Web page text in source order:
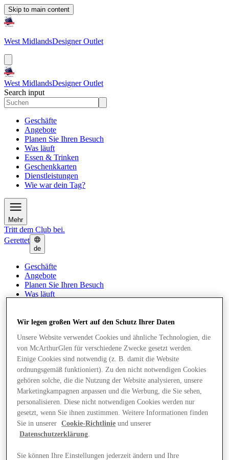
Skip to main content
West MidlandsDesigner Outlet
West MidlandsDesigner Outlet
Search input
Geschäfte
Angebote
Planen Sie Ihren Besuch
Was läuft
Essen & Trinken
Geschenkkarten
Dienstleistungen
Wie war dein Tag?
Mehr
Tritt dem Club bei.
Gerettet
de
Geschäfte
Angebote
Planen Sie Ihren Besuch
Was läuft
Dienstleistungen
Mehr
Wir legen großen Wert auf den Schutz Ihrer Daten
Unsere Website verwendet Cookies und ähnliche Technologien, die
von McArthurGlen für verschiedene Zwecke gesetzt werden.
Einige Cookies sind notwendig (z. B. damit die Website
ordnungsgemäß funktioniert). Zu den nicht notwendigen Cookies
gehören solche, die die Nutzung der Website analysieren, unsere
Marketingkampagnen anpassen und die Werbung, die Sie sehen,
personalisieren. Diese nicht notwendigen Cookies werden nur
gesetzt, wenn Sie ihnen zustimmen. Weitere Informationen finden
Sie in unserer
Cookie-Richtlinie und unserer
Datenschutzerklärung
Sie können Ihre Einstellungen jederzeit ändern und Ihre